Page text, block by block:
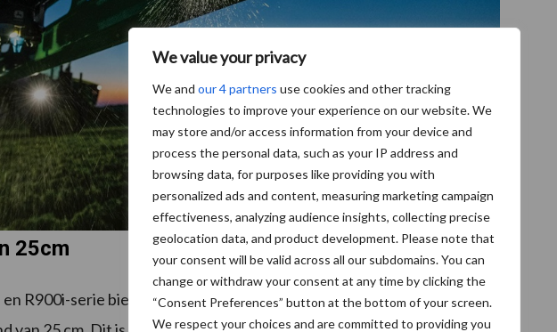
We value your privacy
We and our 4 partners use cookies and other tracking
technologies to improve your experience on our website. We
may store and/or access information from your device and
process the personal data, such as your IP address and
browsing data, for purposes like providing you with
personalized ads and content, measuring marketing campaign
effectiveness, analyzing audience insights, collecting precise
geolocation data, and product development. Please note that
your consent will be valid across all our subdomains. You can
change or withdraw your consent at any time by clicking the
“Consent Preferences” button at the bottom of your screen.
We respect your choices and are committed to providing you
25cm
R900i-serie bieden voor het eerst op develdspuitenvan John Deere